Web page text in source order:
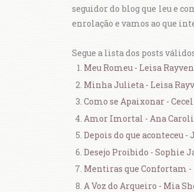
seguidor do blog que leu e
enrolação e vamos ao que
Segue a lista dos posts
Meu Romeu - Leisa Rayven
Minha Julieta - Leisa
Como se Apaixonar -
Amor Imortal - Ana
Depois do que aconteceu
Desejo Proibido - Sophie
Mentiras que Confortam -
A Voz do Arqueiro - Mia